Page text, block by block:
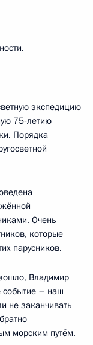
экспедицию
75‑летию
Порядка
Очень
которые
парусников.
Владимир
событие – наш
не заканчивать
морским путём.